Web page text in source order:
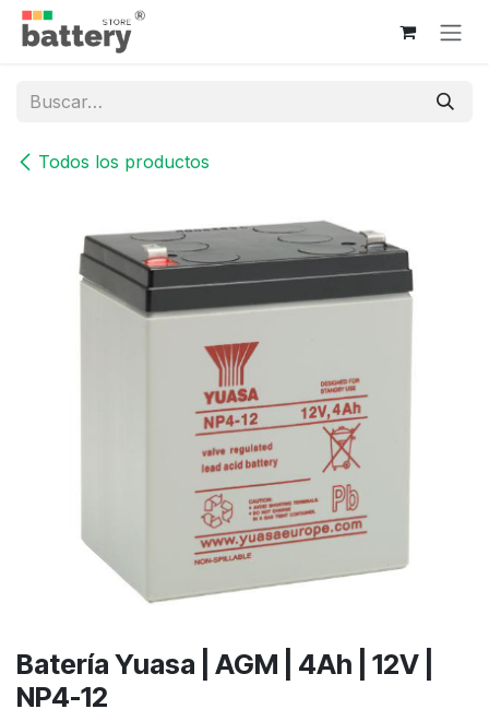
Ir al contenido
Todos los productos
Batería Yuasa | AGM | 4Ah | 12V |
NP4-12